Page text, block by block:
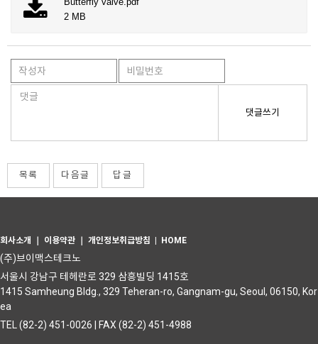
2 MB
댓글쓰기
목록 다음글 답글
회사소개 이용약관 개인정보취급방침 HOME
(주)브이맥스테크노
서울시 강남구 테헤란로 329 삼흥빌딩 1415호
1415 Samheung Bldg., 329 Teheran-ro, Gangnam-gu, Seoul, 06150, Kor
ea
TEL (82-2) 451-0026 | FAX (82-2) 451-4988